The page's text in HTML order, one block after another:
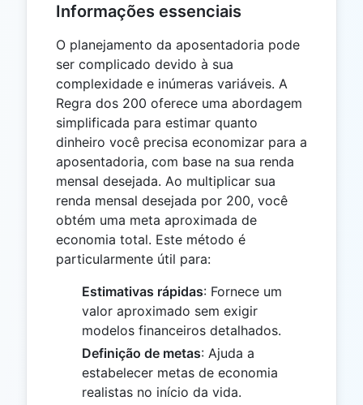
Informações essenciais
O planejamento da aposentadoria pode
ser complicado devido à sua
complexidade e inúmeras variáveis. A
Regra dos 200 oferece uma abordagem
simplificada para estimar quanto
dinheiro você precisa economizar para a
aposentadoria, com base na sua renda
mensal desejada. Ao multiplicar sua
renda mensal desejada por 200, você
obtém uma meta aproximada de
economia total. Este método é
particularmente útil para:
Estimativas rápidas: Fornece um
valor aproximado sem exigir
modelos financeiros detalhados.
Definição de metas: Ajuda a
estabelecer metas de economia
realistas no início da vida.